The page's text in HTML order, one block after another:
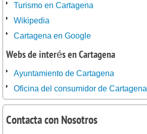
Turismo en Cartagena
Wikipedia
Cartagena en Google
Webs de interés en Cartagena
Ayuntamiento de Cartagena
Oficina del consumidor de Cartagena
Contacta con Nosotros